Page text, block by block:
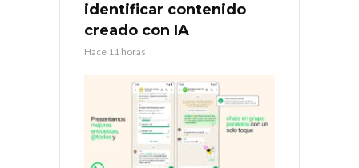
identificar contenido
creado con IA
Hace 11 horas